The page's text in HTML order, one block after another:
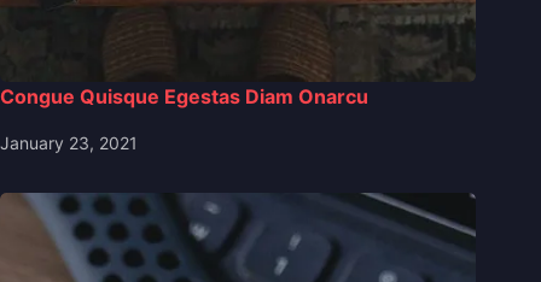
Congue Quisque Egestas Diam Onarcu
January 23, 2021